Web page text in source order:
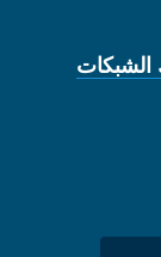
الشبكات